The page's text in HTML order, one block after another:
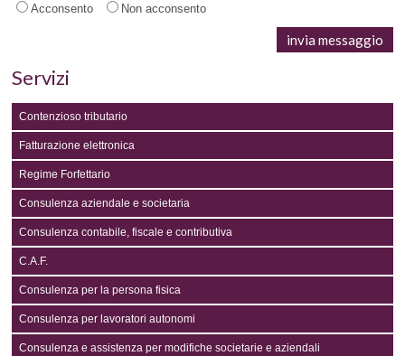
Acconsento
Non acconsento
Servizi
Contenzioso tributario
Fatturazione elettronica
Regime Forfettario
Consulenza aziendale e societaria
Consulenza contabile, fiscale e contributiva
C.A.F.
Consulenza per la persona fisica
Consulenza per lavoratori autonomi
Consulenza e assistenza per modifiche societarie e aziendali